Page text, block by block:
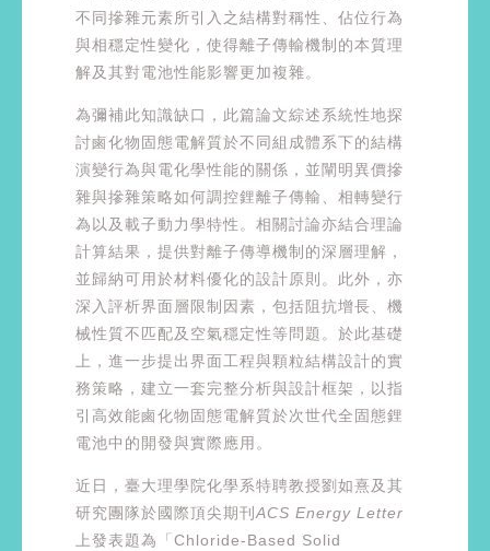
不同摻雜元素所引入之結構對稱性、佔位行為
與相穩定性變化，使得離子傳輸機制的本質理
解及其對電池性能影響更加複雜。
為彌補此知識缺口，此篇論文綜述系統性地探
討鹵化物固態電解質於不同組成體系下的結構
演變行為與電化學性能的關係，並闡明異價摻
雜與摻雜策略如何調控鋰離子傳輸、相轉變行
為以及載子動力學特性。相關討論亦結合理論
計算結果，提供對離子傳導機制的深層理解，
並歸納可用於材料優化的設計原則。此外，亦
深入評析界面層限制因素，包括阻抗增長、機
械性質不匹配及空氣穩定性等問題。於此基礎
上，進一步提出界面工程與顆粒結構設計的實
務策略，建立一套完整分析與設計框架，以指
引高效能鹵化物固態電解質於次世代全固態鋰
電池中的開發與實際應用。
近日，臺大理學院化學系特聘教授劉如熹及其
研究團隊於國際頂尖期刊ACS Energy Letter
上發表題為「Chloride-Based Solid